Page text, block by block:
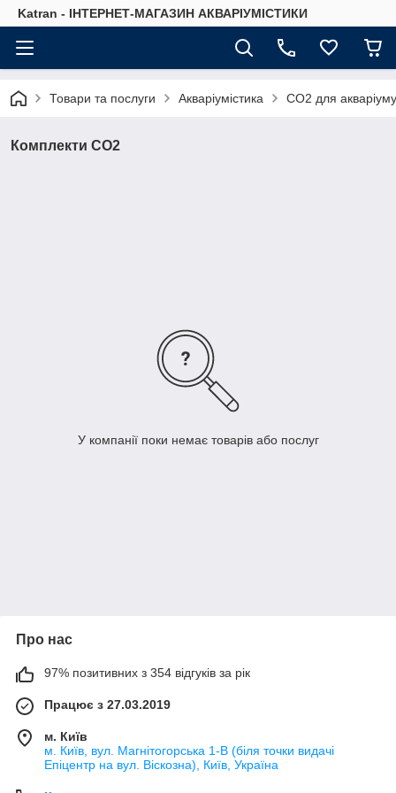
Katran - ІНТЕРНЕТ-МАГАЗИН АКВАРІУМІСТИКИ
Товари та послуги Акваріумістика CO2 для акваріуму
Комплекти СО2
У компанії поки немає товарів або послуг
Про нас
97% позитивних з 354 відгуків за рік
Працює з 27.03.2019
м. Київ
м. Київ, вул. Магнітогорська 1-В (біля точки видачі
Епіцентр на вул. Віскозна), Київ, Україна